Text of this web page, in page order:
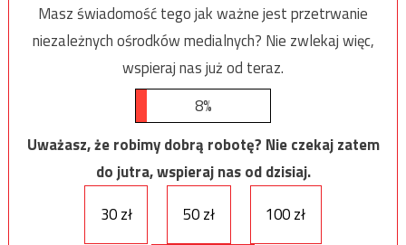
Masz świadomość tego jak ważne jest przetrwanie
niezależnych ośrodków medialnych? Nie zwlekaj więc,
wspieraj nas już od teraz.
8%
Uważasz, że robimy dobrą robotę? Nie czekaj zatem
do jutra, wspieraj nas od dzisiaj.
30 zł
50 zł 100 zł